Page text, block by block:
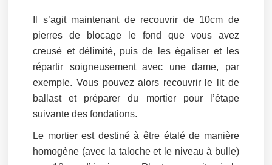
Il s’agit maintenant de recouvrir de 10cm de
pierres de blocage le fond que vous avez
creusé et délimité, puis de les égaliser et les
répartir soigneusement avec une dame, par
exemple. Vous pouvez alors recouvrir le lit de
ballast et préparer du mortier pour l’étape
suivante des fondations.
Le mortier est destiné à être étalé de manière
homogène (avec la taloche et le niveau à bulle)